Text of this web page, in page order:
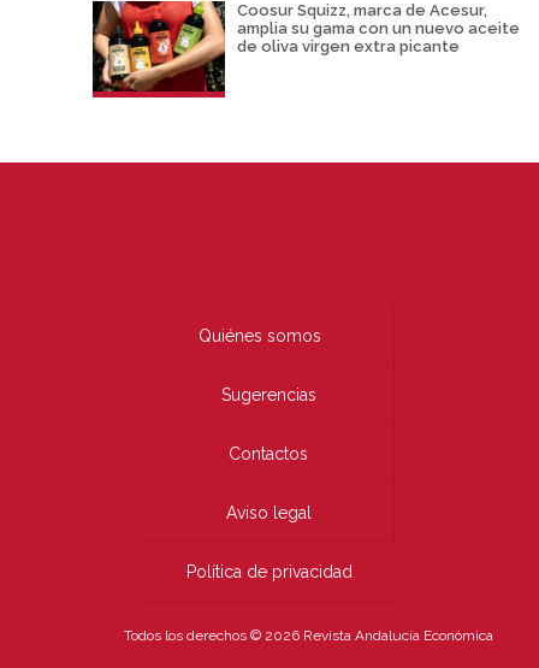
Coosur Squizz, marca de Acesur,
amplia su gama con un nuevo aceite
de oliva virgen extra picante
Quiénes somos
Sugerencias
Contactos
Aviso legal
Política de privacidad
Todos los derechos © 2026 Revista Andalucía Económica